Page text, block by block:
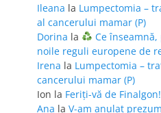
Ileana la Lumpectomia –
al cancerului mamar (P)
Dorina la
Ce
noile reguli europene de
Irena la Lumpectomia –
cancerului mamar (P)
Ion la Feriţi-vă de Finalgon!
Ana la V-am anulat